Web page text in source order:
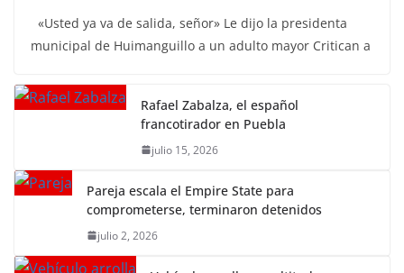
«Usted ya va de salida, señor» Le dijo la presidenta
municipal de Huimanguillo a un adulto mayor Critican a
Rafael Zabalza, el español
francotirador en Puebla
julio 15, 2026
Pareja escala el Empire State para
comprometerse, terminaron detenidos
julio 2, 2026